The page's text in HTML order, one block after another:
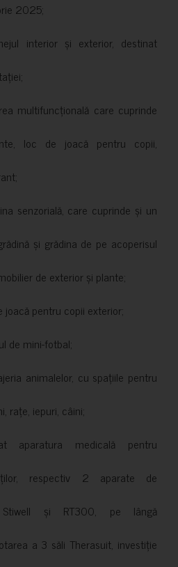
2025;
interior și exterior, destinat
multifuncțională care cuprinde
loc de joacă pentru copii,
senzorială, care cuprinde și un
și grădina de pe acoperisul
de exterior și plante;
pentru copii exterior;
de mini-fotbal;
animalelor, cu spațiile pentru
rațe, iepuri, câini;
aparatura medicală pentru
respectiv 2 aparate de
Stiwell și RT300, pe lângă
a 3 săli Therasuit, investiție